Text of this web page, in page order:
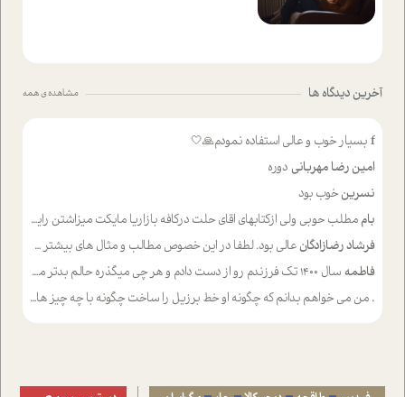
آخرین دیدگاه ها مشاهده ی همه
f بسیار خوب و عالی استفاده نمودم🙏🤍
امین رضا مهربانی دوره
نسرینخوب بود
بام مطلب حوبی ولی ازکتابهای اقای حلت درکافه بازاریا مایکت میزاشتن رایگان خوب بود ولی هرکدام خلاصه شده ش تومجله از طریق سایت هم خوبه اینکه درزیر اخرصفحه گذاشته شده خب ادم خبره میره نصب میکنه میخونه ولی هرکسی گوشیش ظرفیتش نداره باتشکر
فرشاد رضازادگان عالی بود. لطفا در این خصوص مطالب و مثال های بیشتر ی ارایه دهید
فاطمه سال ۱۴۰۰ تک فرزندم رو از دست دادم و هر چی میگذره حالم بدتر میشه و دلتنگتر تنایی رو ترجیح دادم و معاشرت برام سخت شده
. من می خواهم بدانم که چگونه او خط برزیل را ساخت چگونه با چه چیز هایی